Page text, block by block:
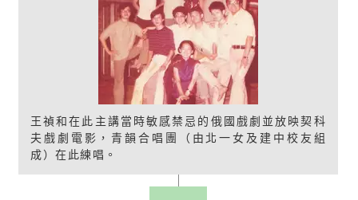
王禎和在此主講當時敏感禁忌的俄國戲劇並放映契科
夫戲劇電影，青韻合唱團（由北一女及建中校友組
成）在此練唱。